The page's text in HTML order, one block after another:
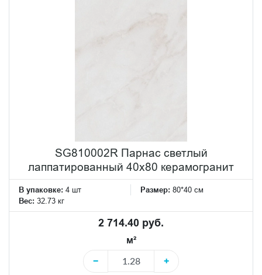
SG810002R Парнас светлый
лаппатированный 40x80 керамогранит
В упаковке: 4 шт Размер: 80*40 см
Вес: 32.73 кг
2 714.40 руб.
м²
−
+